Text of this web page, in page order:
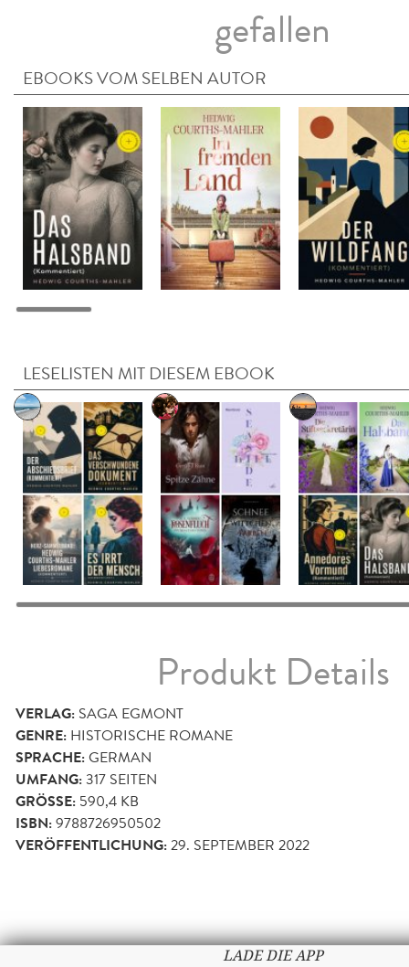
gefallen
EBOOKS VOM SELBEN AUTOR
LESELISTEN MIT DIESEM EBOOK
Produkt Details
VERLAG: SAGA EGMONT
GENRE: HISTORISCHE ROMANE
SPRACHE:GERMAN
UMFANG:317 SEITEN
GRÖSSE: 590,4 KB
ISBN:9788726950502
VERÖFFENTLICHUNG:29. SEPTEMBER 2022
LADE DIE APP